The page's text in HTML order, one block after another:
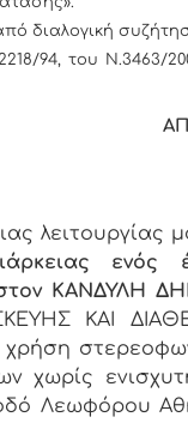
διαλογική
94, του Ν.3463/
ενός
ΚΑΝΔΥΛΗ
ΚΑΙ
χωρίς
Λεωφόρου